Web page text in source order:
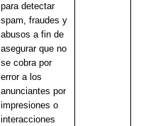
para detectar
spam, fraudes y
abusos a fin de
asegurar que no
se cobra por
error a los
anunciantes por
impresiones o
interacciones